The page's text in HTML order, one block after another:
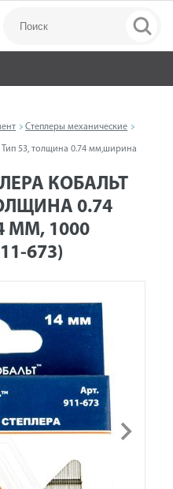
Степлеры механические
53, толщина 0.74 мм,ширина
КОБАЛЬТ
0.74
ММ, 1000
673)